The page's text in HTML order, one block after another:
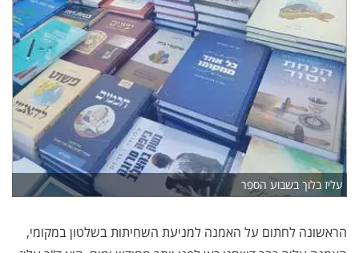
עליז בלוך בשבוע הספר
הראשונה לחתום על האמנה למניעת השחיתות בשלטון במקומי,